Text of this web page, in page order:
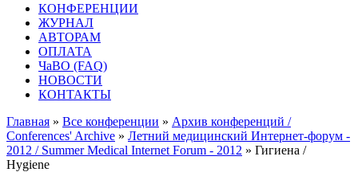
КОНФЕРЕНЦИИ
ЖУРНАЛ
АВТОРАМ
ОПЛАТА
ЧаВО (FAQ)
НОВОСТИ
КОНТАКТЫ
Главная » Все конференции » Архив конференций /
Conferences' Archive » Летний медицинский Интернет-форум -
2012 / Summer Medical Internet Forum - 2012 » Гигиена /
Hygiene